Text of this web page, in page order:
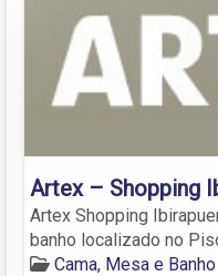
Artex – Shopping
Artex Shopping
banho localizado no
Cama, Mesa e